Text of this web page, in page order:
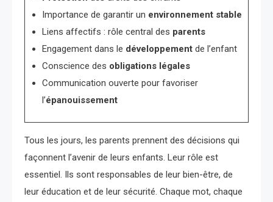
Importance de garantir un environnement stable
Liens affectifs : rôle central des parents
Engagement dans le développementde l’enfant
Conscience des obligations légales
Communication ouverte pour favoriser
l’épanouissement
Tous les jours, les parents prennent des décisions qui
façonnent l’avenir de leurs enfants. Leur rôle est
essentiel. Ils sont responsables de leur bien-être, de
leur éducation et de leur sécurité. Chaque mot, chaque